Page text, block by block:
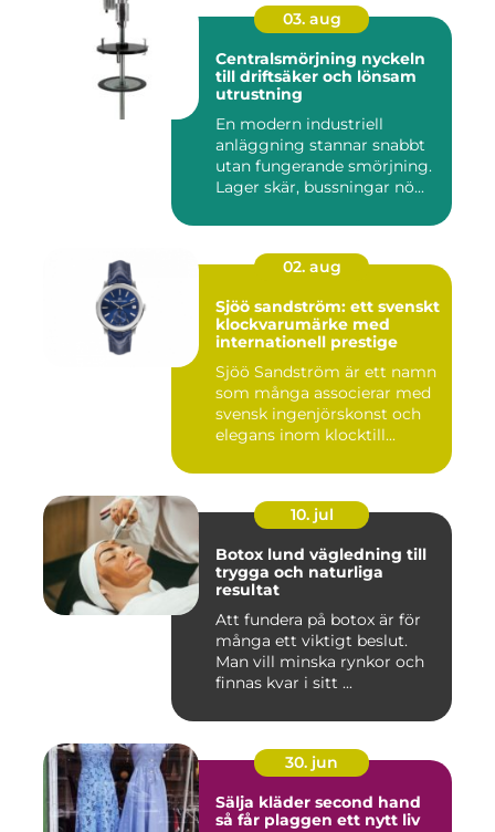
03. aug
Centralsmörjning nyckeln
till driftsäker och lönsam
utrustning
En modern industriell
anläggning stannar snabbt
utan fungerande smörjning.
Lager skär, bussningar nö...
02. aug
Sjöö sandström: ett svenskt
klockvarumärke med
internationell prestige
Sjöö Sandström är ett namn
som många associerar med
svensk ingenjörskonst och
elegans inom klocktill...
10. jul
Botox lund vägledning till
trygga och naturliga
resultat
Att fundera på botox är för
många ett viktigt beslut.
Man vill minska rynkor och
finnas kvar i sitt ...
30. jun
Sälja kläder second hand
så får plaggen ett nytt liv